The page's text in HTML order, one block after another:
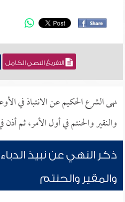
التفريغ النصي الكامل
نهى الشرع الحكيم عن الانتباذ في
والنقير والحنتم في أول الأمر، ثم
ذكر النهي عن نبيذ الدباء
والمقير والحنتم